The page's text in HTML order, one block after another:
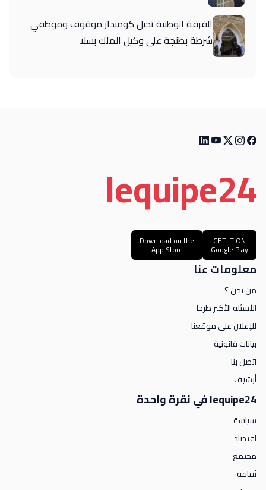
الفرقة الوطنية تحيل كومندار موقوف وموظفي
شرطة بطنجة على وكيل الملك بسلا
lequipe24
GET IT ON
Google Play
Download on the
App Store
معلومات عنا
من نحن ؟
الأسئلة الأكثر طرحا
للإعلان على موقعنا
بيانات قانونية
اتصل بنا
أرشيف
lequipe24 في نقرة واحدة
سياسة
اقتصاد
مجتمع
ثقافة